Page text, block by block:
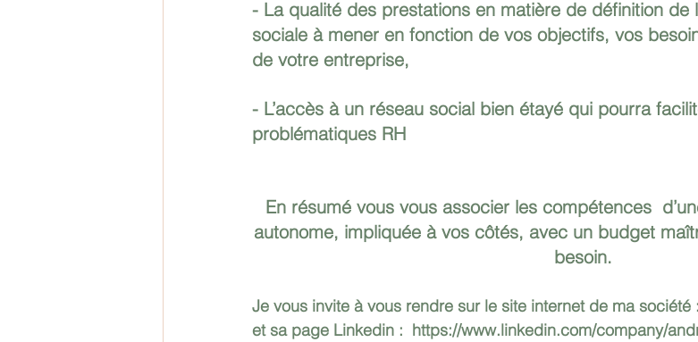
- La qualité des prestations en matière de définition de
sociale à mener en fonction de vos objectifs, vos
de votre entreprise,
- L’accès à un réseau social bien étayé qui pourra
problématiques RH
En résumé vous vous associer les compétences
autonome, impliquée à vos côtés, avec un budget
besoin.
Je vous invite à vous rendre sur le site internet de ma société :
et sa page Linkedin : https://www.linkedin.com/company/